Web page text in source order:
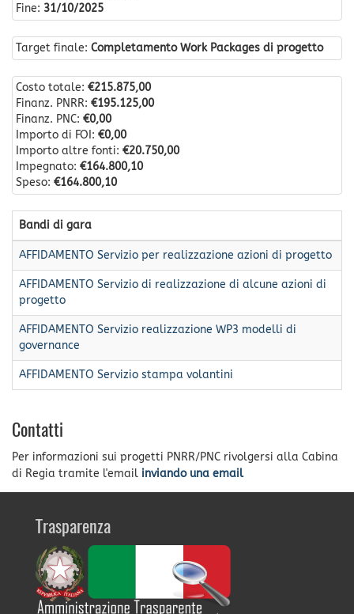
Fine: 31/10/2025
Target finale: Completamento Work Packages di progetto
Costo totale: €215.875,00
Finanz. PNRR: €195.125,00
Finanz. PNC: €0,00
Importo di FOI: €0,00
Importo altre fonti: €20.750,00
Impegnato: €164.800,10
Speso: €164.800,10
Bandi di gara
AFFIDAMENTO Servizio per realizzazione azioni di progetto
AFFIDAMENTO Servizio di realizzazione di alcune azioni di
progetto
AFFIDAMENTO Servizio realizzazione WP3 modelli di
governance
AFFIDAMENTO Servizio stampa volantini
Contatti
Per informazioni sui progetti PNRR/PNC rivolgersi alla Cabina
di Regia tramite l'email inviando una email
Trasparenza